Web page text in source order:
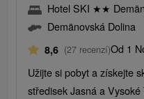
Hotel SKI ★★
Demänovská Dolina
8,6 (27 recenzí)Od 1
Užijte si pobyt a získejte
středisek Jasná a